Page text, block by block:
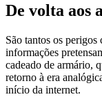
De volta aos
São tantos os
informações
cadeado de armário,
retorno à era
início da internet.